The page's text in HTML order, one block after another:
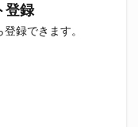
登録
録できます。